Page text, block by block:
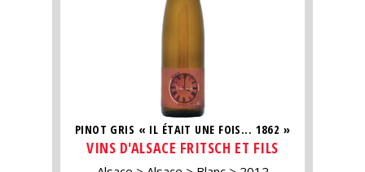
PINOT GRIS « IL ÉTAIT UNE FOIS... 1862 »
VINS D'ALSACE FRITSCH ET FILS